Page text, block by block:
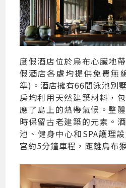
度假酒店位於烏布心臟地
假酒店各處均提供免費無
準)。酒店擁有66間泳池別
房均利用天然建築材料，
應了島上的熱帶氣候。整
時保留古老建築的元素。
池、健身中心和SPA護理
宮約5分鐘車程，距離烏布